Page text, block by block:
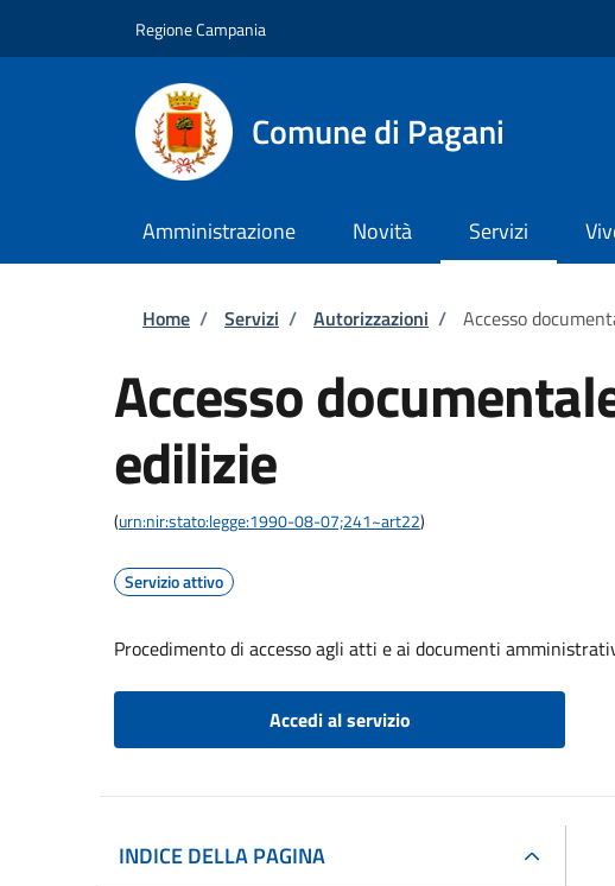
Regione Campania
Comune di Pagani
Amministrazione Novità Servizi
Briciole di pane
Home / Servizi / Autorizzazioni / Accesso
Accesso
edilizie
(urn:nir:stato:legge:1990-08-07;241~art22)
Servizio attivo
Procedimento di accesso agli atti e ai documenti
Accedi al servizio
INDICE DELLA PAGINA